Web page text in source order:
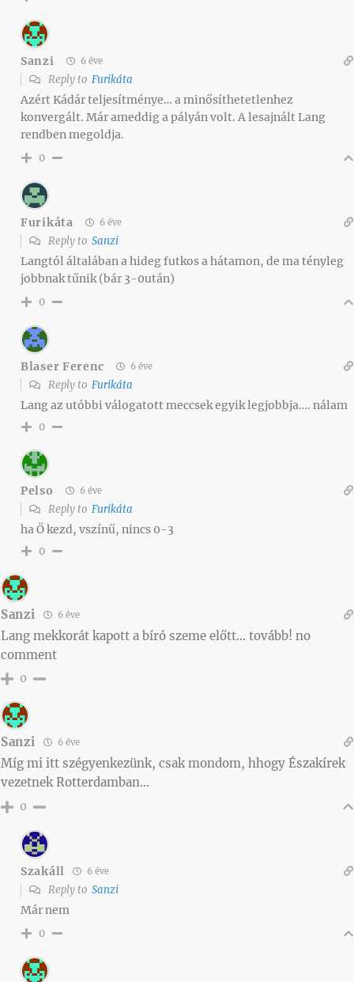
Sanzi 6 éve
Reply to Furikáta
Azért Kádár teljesítménye… a minősíthetetlenhez
konvergált. Már ameddig a pályán volt. A lesajnált Lang
rendben megoldja.
0
Furikáta 6 éve
Reply to Sanzi
Langtól általában a hideg futkos a hátamon, de ma tényleg
jobbnak tűnik (bár 3-0után)
0
Blaser Ferenc 6 éve
Reply to Furikáta
Lang az utóbbi válogatott meccsek egyik legjobbja…. nálam
0
Pelso 6 éve
Reply to Furikáta
ha Ő kezd, vszínű, nincs 0-3
0
Sanzi 6 éve
Lang mekkorát kapott a bíró szeme előtt… tovább! no
comment
0
Sanzi 6 éve
Míg mi itt szégyenkezünk, csak mondom, hhogy Északírek
vezetnek Rotterdamban…
0
Szakáll 6 éve
Reply to Sanzi
Már nem
0